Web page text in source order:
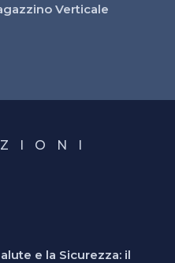
Verticale
I O N I
e la Sicurezza: il